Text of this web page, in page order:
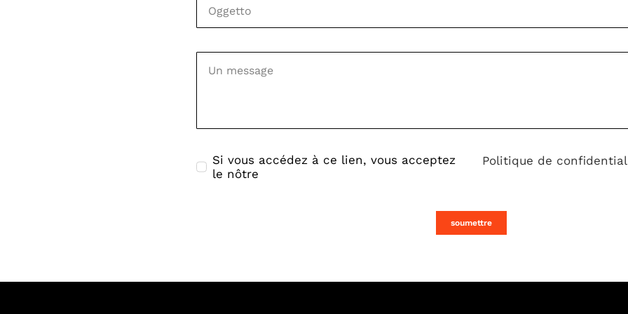
Si vous accédez à ce lien, vous acceptez
le nôtre
Politique de
soumettre